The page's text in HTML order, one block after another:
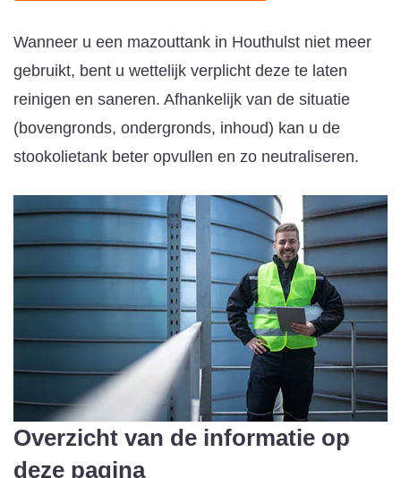
Wanneer u een mazouttank in Houthulst niet meer
gebruikt, bent u wettelijk verplicht deze te laten
reinigen en saneren. Afhankelijk van de situatie
(bovengronds, ondergronds, inhoud) kan u de
stookolietank beter opvullen en zo neutraliseren.
Overzicht van de informatie op
deze pagina